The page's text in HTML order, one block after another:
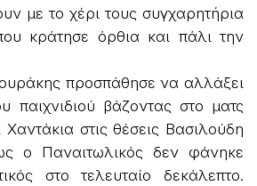
με το χέρι τους συγχαρητήρια
κράτησε όρθια και πάλι την
προσπάθησε να αλλάξει
παιχνιδιού βάζοντας στο ματς
στις θέσεις Βασιλούδη
ο Παναιτωλικός δεν φάνηκε
στο τελευταίο δεκάλεπτο.